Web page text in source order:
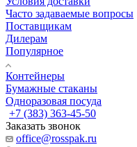
Часто задаваемые вопросы
Поставщикам
Дилерам
Популярное
Контейнеры
Бумажные стаканы
Одноразовая посуда
+7 (383) 363-45-50
Заказать звонок
office@rosspak.ru